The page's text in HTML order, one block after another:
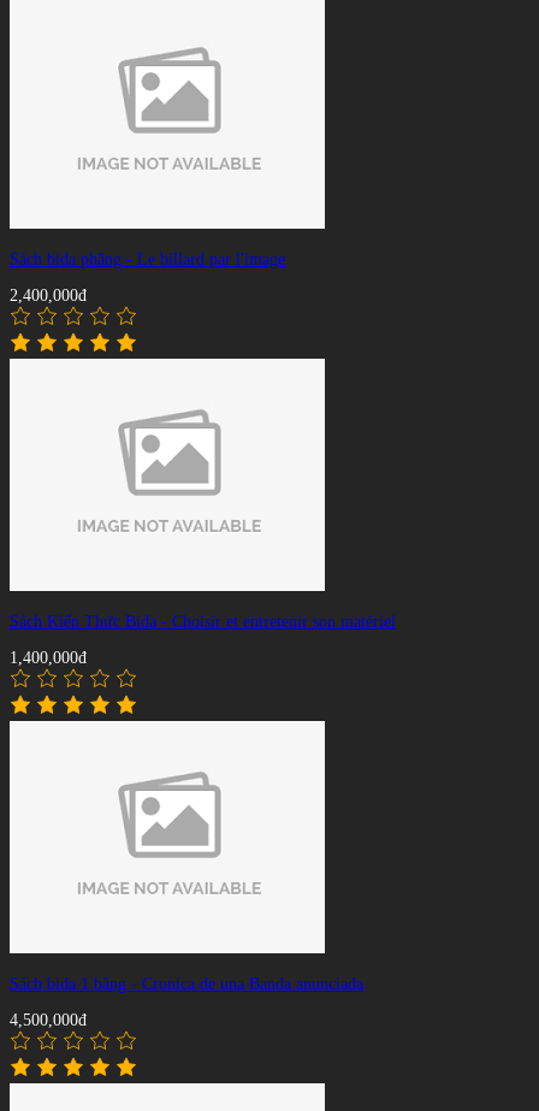
Sách bida phăng - Le billard par l'image
2,400,000đ
Sách Kiến Thức Bida - Choisir et entretenir son matériel
1,400,000đ
Sách bida 1 băng - Cronica de una Banda anunciada
4,500,000đ